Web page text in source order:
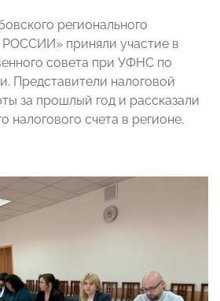
регионального
приняли участие в
совета при УФНС по
Представители налоговой
за прошлый год и рассказали
налогового счета в регионе.